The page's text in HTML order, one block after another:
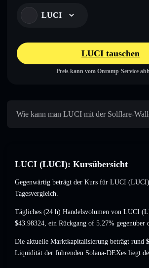
LUCI
LUCI tauschen
Preis kann vom Onramp-Service
Wie kann man LUCI mit der Solflare-
LUCI (LUCI): Kursübersicht
Gegenwärtig beträgt der Kurs für LUCI (LUCI)
Tagesvergleich.
Tägliches (24 h) Handelsvolumen von LUCI
$43.98324, ein Rückgang of 5.27% gegenüber
Die aktuelle Marktkapitalisierung beträgt rund
Liquidität der führenden Solana-DEXes liegt